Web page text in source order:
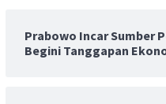
Prabowo Incar Sumber
Begini Tanggapan